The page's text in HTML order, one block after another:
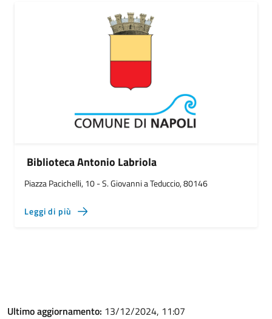
Biblioteca Antonio Labriola
Piazza Pacichelli, 10 - S. Giovanni a Teduccio, 80146
Leggi di più
Ultimo aggiornamento: 13/12/2024, 11:07